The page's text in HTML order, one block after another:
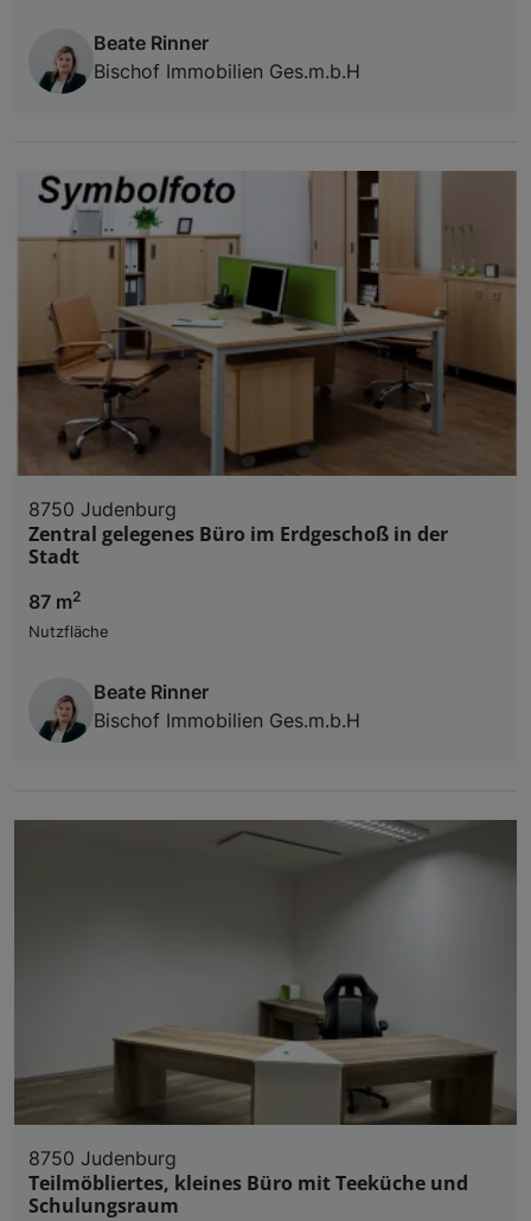
Beate Rinner
Bischof Immobilien Ges.m.b.H
8750 Judenburg
Zentral gelegenes Büro im Erdgeschoß in der
Stadt
87 m2
Nutzfläche
Beate Rinner
Bischof Immobilien Ges.m.b.H
8750 Judenburg
Teilmöbliertes, kleines Büro mit Teeküche und
Schulungsraum